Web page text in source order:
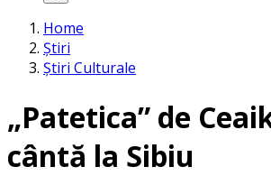
Home
Știri
Știri Culturale
„Patetica” de
cântă la Sibiu